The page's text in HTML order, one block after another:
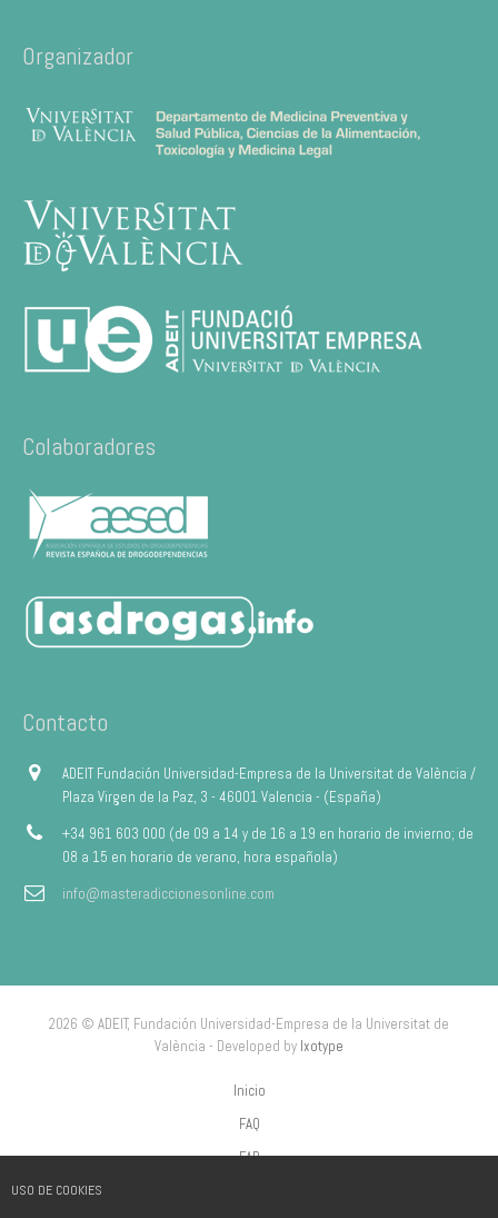
USO DE COOKIES
Organizador
Colaboradores
Contacto
ADEIT Fundación Universidad-Empresa de la Universitat de València /
Plaza Virgen de la Paz, 3 - 46001 Valencia - (España)
+34 961 603 000 (de 09 a 14 y de 16 a 19 en horario de invierno; de
08 a 15 en horario de verano, hora española)
info@masteradiccionesonline.com
2026 © ADEIT, Fundación Universidad-Empresa de la Universitat de
València - Developed by Ixotype
Inicio
FAQ
FAP